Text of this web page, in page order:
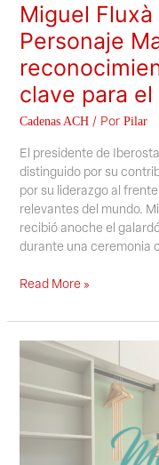
Miguel
Personaje
clave para
Cadenas ACH/ Por Pilar
El presidente de
distinguido por su
por su liderazgo al
relevantes del mundo.
recibió anoche el
durante una ceremonia
Read More »
MarSenses
impulsa
modelo
pionero
universal